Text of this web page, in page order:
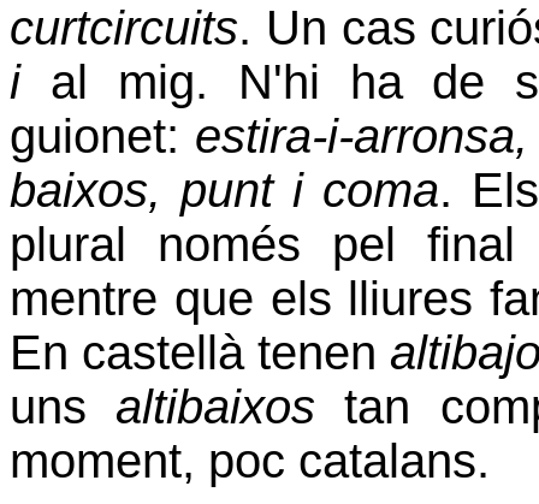
curtcircuits. Un cas
i al mig. N'hi ha de
guionet: estira-i-
baixos, punt i coma.
plural només pel final
mentre que els lliures
En castellà tenen
uns altibaixos tan
moment, poc catalans.